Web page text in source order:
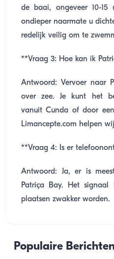
de baai, ongeveer 10-15
ondieper naarmate u
redelijk veilig om te
**Vraag 3: Hoe kan ik
Antwoord: Vervoer naar
over zee. Je kunt het
vanuit Cunda of door
Limancepte.com helpen
**Vraag 4: Is er
Antwoord: Ja, er is
Patriça Bay. Het signaal
plaatsen zwakker worden.
Populaire